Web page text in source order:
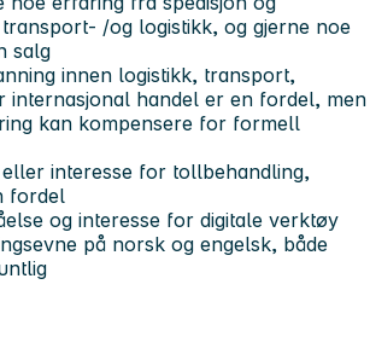
/og logistikk, og gjerne noe
salg
innen logistikk, transport,
internasjonal handel er en fordel, men
kan kompensere for formell
interesse for tollbehandling,
fordel
og interesse for digitale verktøy
på norsk og engelsk, både